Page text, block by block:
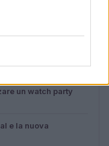
Leggera per
un watch party
e la nuova